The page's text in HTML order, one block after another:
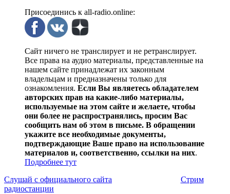
Присоединись к all-radio.online:
Сайт ничего не транслирует и не ретранслирует.
Все права на аудио материалы, представленные на
нашем сайте принадлежат их законным
владельцам и предназначены только для
ознакомления. Если Вы являетесь обладателем
авторских прав на какие-либо материалы,
используемые на этом сайте и желаете, чтобы
они более не распространялись, просим Вас
сообщить нам об этом в письме. В обращении
укажите все необходимые документы,
подтверждающие Ваше право на использование
материалов и, соответственно, ссылки на них.
Подробнее тут
Слушай с официального сайта
Стрим
радиостанции